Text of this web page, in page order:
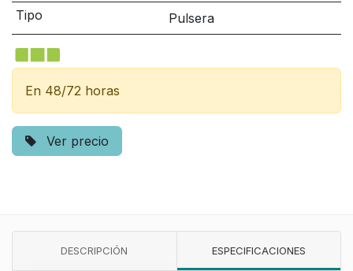
Tipo
Pulsera
En 48/72 horas
Ver precio
DESCRIPCIÓN ESPECIFICACIONES